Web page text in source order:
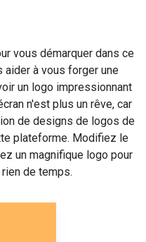
vous démarquer dans ce
aider à vous forger une
un logo impressionnant
n'est plus un rêve, car
de designs de logos de
plateforme. Modifiez le
un magnifique logo pour
de temps.